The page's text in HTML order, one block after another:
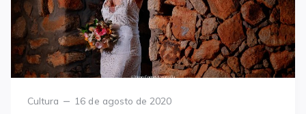
Category
Cultura
Posted
16 de agosto de 2020